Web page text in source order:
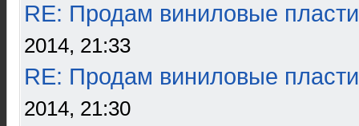
RE: Продам виниловые
2014, 21:33
RE: Продам виниловые
2014, 21:30